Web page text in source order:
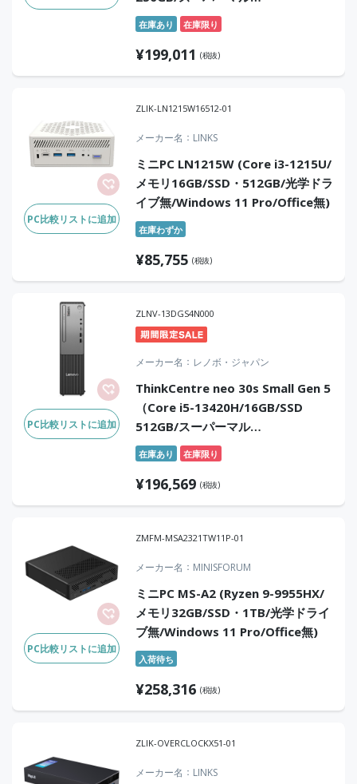
チ/Win11Pro/Office無）
在庫あり 在庫限り
¥199,011 (税抜)
PC比較リストに追加
ZLIK-LN1215W16512-01
メーカー名 LINKS
ミニPC LN1215W (Core i3-1215U/
メモリ16GB/SSD・512GB/光学ドラ
イブ無/Windows 11 Pro/Office無)
在庫わずか
¥85,755 (税抜)
PC比較リストに追加
ZLNV-13DGS4N000
メーカー名 レノボ・ジャパン
ThinkCentre neo 30s Small Gen 5
（Core i5-13420H/16GB/SSD
512GB/スーパーマル
チ/Win11Pro/Office無）
在庫あり 在庫限り
¥196,569 (税抜)
PC比較リストに追加
ZMFM-MSA2321TW11P-01
メーカー名 MINISFORUM
ミニPC MS-A2 (Ryzen 9-9955HX/
メモリ32GB/SSD・1TB/光学ドライ
ブ無/Windows 11 Pro/Office無)
入荷待ち
¥258,316 (税抜)
ZLIK-OVERCLOCKX51-01
メーカー名 LINKS